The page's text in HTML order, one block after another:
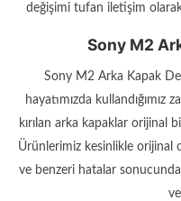
değişimi tufan iletişim
Sony M2
Sony M2 Arka Kapak
hayatımızda
kırılan arka kapaklar orijinal
Ürünlerimiz kesinlikle orijinal
ve benzeri hatalar